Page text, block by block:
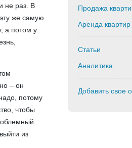
не раз. В
же самую
а потом у
– он
потому
чтобы
из
Продажа
Аренда
Статьи
Аналитика
Добавить свое